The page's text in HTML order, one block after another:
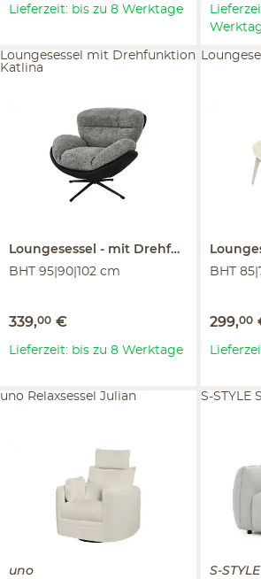
Lieferzeit: bis zu 8 Werktage
Loungesessel mit Drehfunktion
BHT 95|90|102 cm
339,00 €
Loungesessel mit Drehfunktion
Katlina
Lieferzeit: bis zu 8 Werktage
BHT
299,00
uno
uno Relaxsessel Julian
S-STYLE
S-STYLE